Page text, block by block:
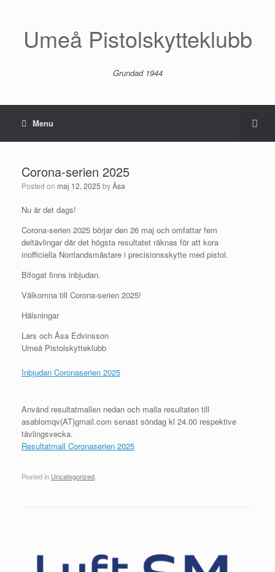
Umeå Pistolskytteklubb
Grundad 1944
Menu
Corona-serien 2025
Posted on maj 12, 2025 byÅsa
Nu är det dags!
Corona-serien 2025 börjar den 26 maj och omfattar fem
deltävlingar där det högsta resultatet räknas för att kora
inofficiella Norrlandsmästare i precisionsskytte med pistol.
Bifogat finns inbjudan.
Välkomna till Corona-serien 2025!
Hälsningar
Lars och Åsa Edvinsson
Umeå Pistolskytteklubb
Inbjudan Coronaserien 2025
Använd resultatmallen nedan och maila resultaten till
asablomqv(AT)gmail.com senast söndag kl 24.00 respektive
tävlingsvecka.
Resultatmall Coronaserien 2025
Posted in Uncategorized